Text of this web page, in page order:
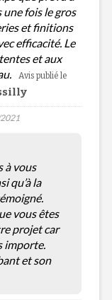
fois le gros
et finitions
efficacité. Le
et aux
Avis publié le
à vous
qu’à la
vous êtes
projet car
importe.
et son